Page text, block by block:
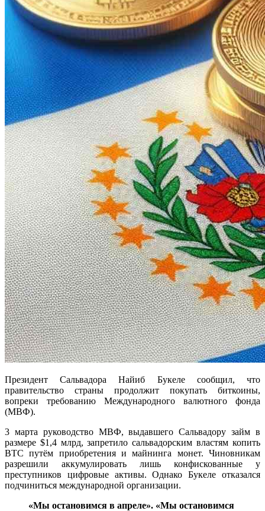
Президент Сальвадора Найиб Букеле сообщил, что
правительство страны продолжит покупать биткоины,
вопреки требованию Международного валютного фонда
(МВФ).
3 марта руководство МВФ, выдавшего Сальвадору займ в
размере $1,4 млрд, запретило сальвадорским властям копить
BTC путём приобретения и майнинга монет. Чиновникам
разрешили аккумулировать лишь конфискованные у
преступников цифровые активы. Однако Букеле отказался
подчиниться международной организации.
«Мы остановимся в апреле». «Мы остановимся